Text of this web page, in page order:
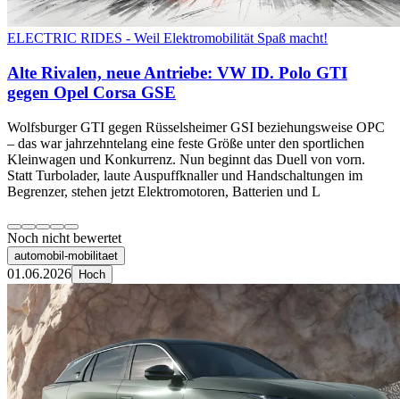
ELECTRIC RIDES - Weil Elektromobilität Spaß macht!
Alte Rivalen, neue Antriebe: VW ID. Polo GTI
gegen Opel Corsa GSE
Wolfsburger GTI gegen Rüsselsheimer GSI beziehungsweise OPC
– das war jahrzehntelang eine feste Größe unter den sportlichen
Kleinwagen und Konkurrenz. Nun beginnt das Duell von vorn.
Statt Turbolader, laute Auspuffknaller und Handschaltungen im
Begrenzer, stehen jetzt Elektromotoren, Batterien und L
Noch nicht bewertet
automobil-mobilitaet
01.06.2026 Hoch